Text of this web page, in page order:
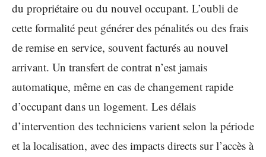
du propriétaire ou du nouvel occupant. L’oubli de
cette formalité peut générer des pénalités ou des frais
de remise en service, souvent facturés au nouvel
arrivant. Un transfert de contrat n’est jamais
automatique, même en cas de changement rapide
d’occupant dans un logement. Les délais
d’intervention des techniciens varient selon la période
et la localisation, avec des impacts directs sur l’accès à